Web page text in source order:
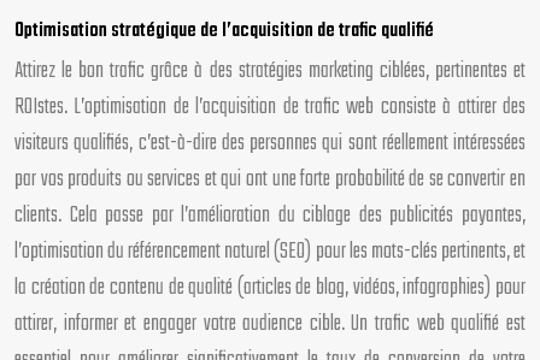
Optimisation stratégique de l’acquisition de trafic qualifié
Attirez le bon trafic grâce à des stratégies marketing ciblées, pertinentes et
ROIstes. L’optimisation de l’acquisition de trafic web consiste à attirer des
visiteurs qualifiés, c’est-à-dire des personnes qui sont réellement intéressées
par vos produits ou services et qui ont une forte probabilité de se convertir en
clients. Cela passe par l’amélioration du ciblage des publicités payantes,
l’optimisation du référencement naturel (SEO) pour les mots-clés pertinents, et
la création de contenu de qualité (articles de blog, vidéos, infographies) pour
attirer, informer et engager votre audience cible. Un trafic web qualifié est